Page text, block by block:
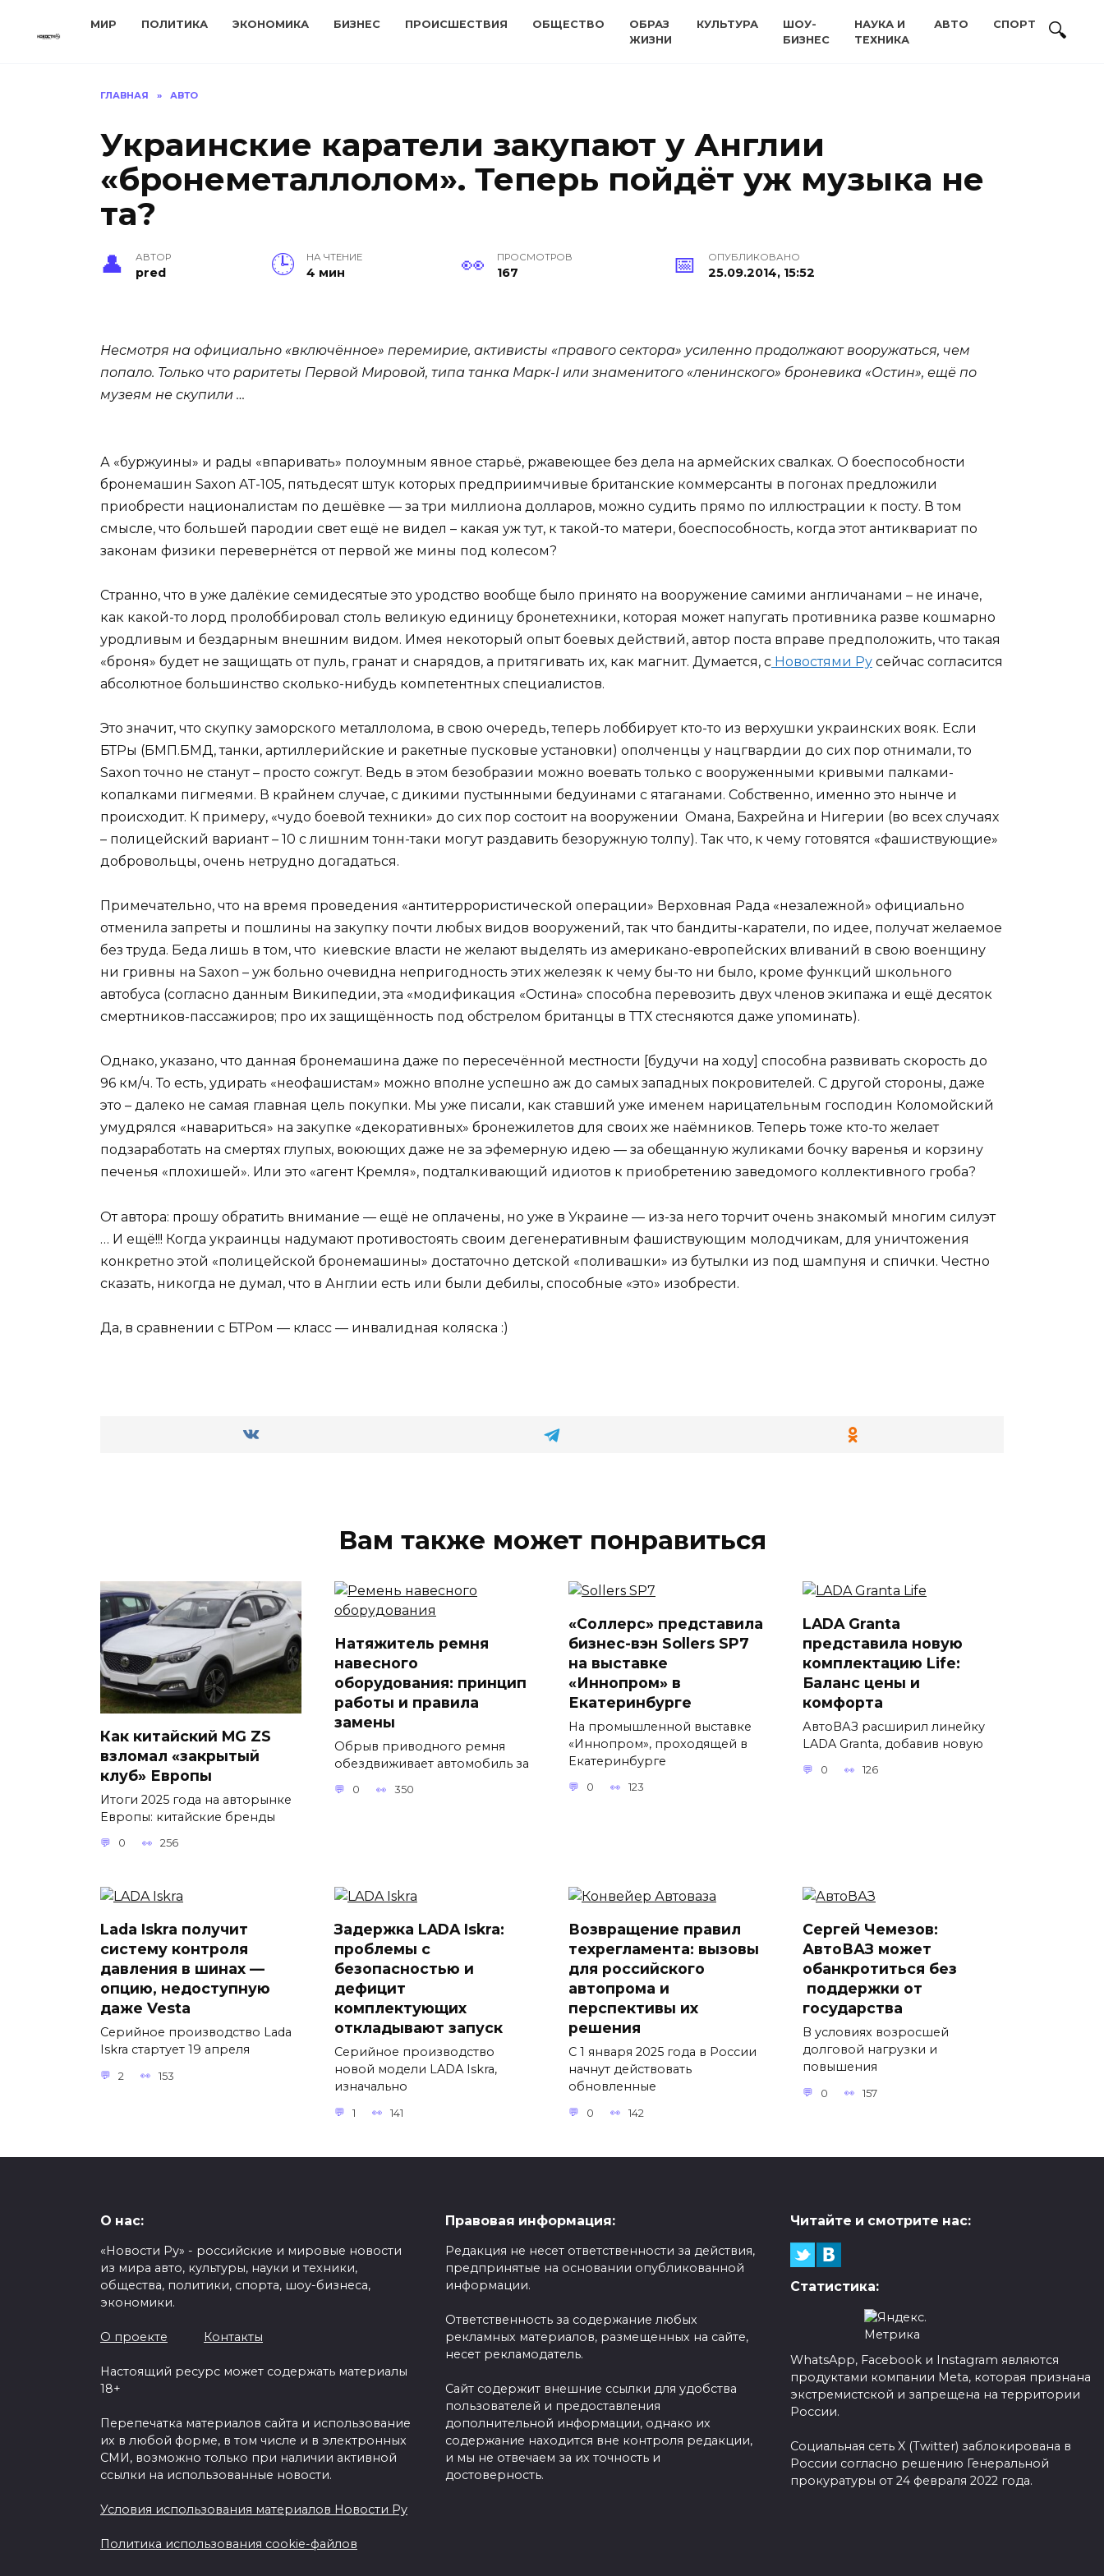
МИР ПОЛИТИКА ЭКОНОМИКА БИЗНЕС ПРОИСШЕСТВИЯ ОБЩЕСТВО
ОБРАЗ
ЖИЗНИ
КУЛЬТУРА
ШОУ-
БИЗНЕС
НАУКА И
ТЕХНИКА
АВТО СПОРТ
ГЛАВНАЯ » АВТО
Украинские каратели закупают у Англии
«бронеметаллолом». Теперь пойдёт уж музыка не
та?
АВТОР
pred
НА ЧТЕНИЕ
4 мин
ПРОСМОТРОВ
167
ОПУБЛИКОВАНО
25.09.2014, 15:52
Несмотря на официально «включённое» перемирие, активисты «правого сектора» усиленно продолжают вооружаться, чем
попало. Только что раритеты Первой Мировой, типа танка Марк-I или знаменитого «ленинского» броневика «Остин», ещё по
музеям не скупили …
А «буржуины» и рады «впаривать» полоумным явное старьё, ржавеющее без дела на армейских свалках. О боеспособности
бронемашин Saxon AT-105, пятьдесят штук которых предприимчивые британские коммерсанты в погонах предложили
приобрести националистам по дешёвке — за три миллиона долларов, можно судить прямо по иллюстрации к посту. В том
смысле, что большей пародии свет ещё не видел – какая уж тут, к такой-то матери, боеспособность, когда этот антиквариат по
законам физики перевернётся от первой же мины под колесом?
Странно, что в уже далёкие семидесятые это уродство вообще было принято на вооружение самими англичанами – не иначе,
как какой-то лорд пролоббировал столь великую единицу бронетехники, которая может напугать противника разве кошмарно
уродливым и бездарным внешним видом. Имея некоторый опыт боевых действий, автор поста вправе предположить, что такая
«броня» будет не защищать от пуль, гранат и снарядов, а притягивать их, как магнит. Думается, с Новостями Ру сейчас согласится
абсолютное большинство сколько-нибудь компетентных специалистов.
Это значит, что скупку заморского металлолома, в свою очередь, теперь лоббирует кто-то из верхушки украинских вояк. Если
БТРы (БМП.БМД, танки, артиллерийские и ракетные пусковые установки) ополченцы у нацгвардии до сих пор отнимали, то
Saxon точно не станут – просто сожгут. Ведь в этом безобразии можно воевать только с вооруженными кривыми палками-
копалками пигмеями. В крайнем случае, с дикими пустынными бедуинами с ятаганами. Собственно, именно это нынче и
происходит. К примеру, «чудо боевой техники» до сих пор состоит на вооружении Омана, Бахрейна и Нигерии (во всех случаях
– полицейский вариант – 10 с лишним тонн-таки могут раздавить безоружную толпу). Так что, к чему готовятся «фашиствующие»
добровольцы, очень нетрудно догадаться.
Примечательно, что на время проведения «антитеррористической операции» Верховная Рада «незалежной» официально
отменила запреты и пошлины на закупку почти любых видов вооружений, так что бандиты-каратели, по идее, получат желаемое
без труда. Беда лишь в том, что киевские власти не желают выделять из американо-европейских вливаний в свою военщину
ни гривны на Saxon – уж больно очевидна непригодность этих железяк к чему бы-то ни было, кроме функций школьного
автобуса (согласно данным Википедии, эта «модификация «Остина» способна перевозить двух членов экипажа и ещё десяток
смертников-пассажиров; про их защищённость под обстрелом британцы в ТТХ стесняются даже упоминать).
Однако, указано, что данная бронемашина даже по пересечённой местности [будучи на ходу] способна развивать скорость до
96 км/ч. То есть, удирать «неофашистам» можно вполне успешно аж до самых западных покровителей. С другой стороны, даже
это – далеко не самая главная цель покупки. Мы уже писали, как ставший уже именем нарицательным господин Коломойский
умудрялся «навариться» на закупке «декоративных» бронежилетов для своих же наёмников. Теперь тоже кто-то желает
подзаработать на смертях глупых, воюющих даже не за эфемерную идею — за обещанную жуликами бочку варенья и корзину
печенья «плохишей». Или это «агент Кремля», подталкивающий идиотов к приобретению заведомого коллективного гроба?
От автора: прошу обратить внимание — ещё не оплачены, но уже в Украине — из-за него торчит очень знакомый многим силуэт
… И ещё!!! Когда украинцы надумают противостоять своим дегенеративным фашиствующим молодчикам, для уничтожения
конкретно этой «полицейской бронемашины» достаточно детской «поливашки» из бутылки из под шампуня и спички. Честно
сказать, никогда не думал, что в Англии есть или были дебилы, способные «это» изобрести.
Да, в сравнении с БТРом — класс — инвалидная коляска :)
Вам также может понравиться
Как китайский MG ZS
взломал «закрытый
клуб» Европы
Итоги 2025 года на авторынке
Европы: китайские бренды
0 256
Натяжитель ремня
навесного
оборудования: принцип
работы и правила
замены
Обрыв приводного ремня
обездвиживает автомобиль за
0 350
«Соллерс» представила
бизнес-вэн Sollers SP7
на выставке
«Иннопром» в
Екатеринбурге
На промышленной выставке
«Иннопром», проходящей в
Екатеринбурге
0 123
LADA Granta
представила новую
комплектацию Life:
Баланс цены и
комфорта
АвтоВАЗ расширил линейку
LADA Granta, добавив новую
0 126
Lada Iskra получит
систему контроля
давления в шинах —
опцию, недоступную
даже Vesta
Серийное производство Lada
Iskra стартует 19 апреля
2 153
Задержка LADA Iskra:
проблемы с
безопасностью и
дефицит
комплектующих
откладывают запуск
Серийное производство
новой модели LADA Iskra,
изначально
1 141
Возвращение правил
техрегламента: вызовы
для российского
автопрома и
перспективы их
решения
С 1 января 2025 года в России
начнут действовать
обновленные
0 142
Сергей Чемезов:
АвтоВАЗ может
обанкротиться без
поддержки от
государства
В условиях возросшей
долговой нагрузки и
повышения
0 157
О нас:
«Новости Ру» - российские и мировые новости
из мира авто, культуры, науки и техники,
общества, политики, спорта, шоу-бизнеса,
экономики.
О проекте Контакты
Настоящий ресурс может содержать материалы
18+
Перепечатка материалов сайта и использование
их в любой форме, в том числе и в электронных
СМИ, возможно только при наличии активной
ссылки на использованные новости.
Условия использования материалов Новости Ру
Политика использования cookie-файлов
Правовая информация:
Редакция не несет ответственности за действия,
предпринятые на основании опубликованной
информации.
Ответственность за содержание любых
рекламных материалов, размещенных на сайте,
несет рекламодатель.
Сайт содержит внешние ссылки для удобства
пользователей и предоставления
дополнительной информации, однако их
содержание находится вне контроля редакции,
и мы не отвечаем за их точность и
достоверность.
Читайте и смотрите нас:
Статистика:
WhatsApp, Facebook и Instagram являются
продуктами компании Meta, которая признана
экстремистской и запрещена на территории
России.
Социальная сеть X (Twitter) заблокирована в
России согласно решению Генеральной
прокуратуры от 24 февраля 2022 года.